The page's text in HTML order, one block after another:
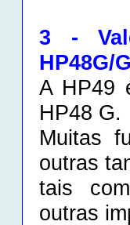
3 -
HP48G/
A HP49
HP48 G.
Muitas
outras
tais
outras